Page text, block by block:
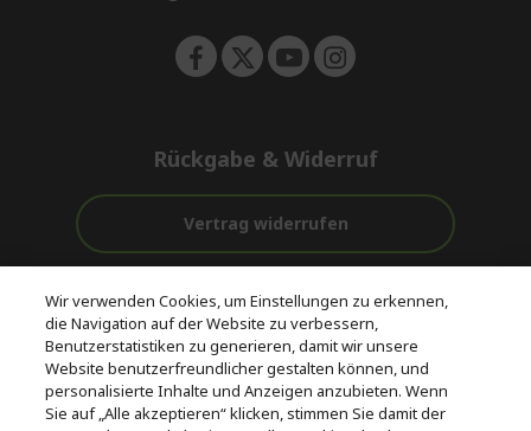
Rückgabe & Widerruf
Vertrag widerrufen
Kostenloser
Versand
vor und nach
dem Kauf
Zahlung
© 2026 Acer Inc.
CPYou BV ist der autorisierte Wiederverkäufer und Händler der
Wir verwenden Cookies, um Einstellungen zu erkennen,
die Navigation auf der Website zu verbessern,
Benutzerstatistiken zu generieren, damit wir unsere
Website benutzerfreundlicher gestalten können, und
personalisierte Inhalte und Anzeigen anzubieten. Wenn
Sie auf „Alle akzeptieren“ klicken, stimmen Sie damit der